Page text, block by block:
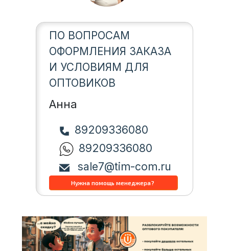
ПО ВОПРОСАМ
ОФОРМЛЕНИЯ ЗАКАЗА
И УСЛОВИЯМ ДЛЯ
ОПТОВИКОВ
Анна
89209336080
89209336080
sale7@tim-com.ru